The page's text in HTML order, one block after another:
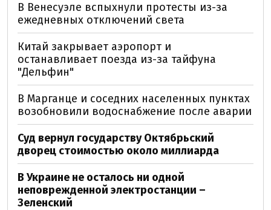
В Венесуэле вспыхнули протесты из-за
ежедневных отключений света
Китай закрывает аэропорт и
останавливает поезда из-за тайфуна
"Дельфин"
В Марганце и соседних населенных пунктах
возобновили водоснабжение после аварии
Суд вернул государству Октябрьский
дворец стоимостью около миллиарда
В Украине не осталось ни одной
неповрежденной электростанции –
Зеленский